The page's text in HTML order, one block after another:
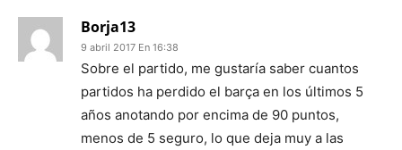
Borja13
9 abril 2017 En 16:38
Sobre el partido, me gustaría saber cuantos
partidos ha perdido el barça en los últimos 5
años anotando por encima de 90 puntos,
menos de 5 seguro, lo que deja muy a las